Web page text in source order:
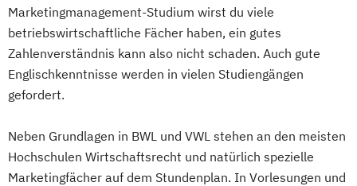
Marketingmanagement-Studium wirst du viele
betriebswirtschaftliche Fächer haben, ein gutes
Zahlenverständnis kann also nicht schaden. Auch gute
Englischkenntnisse werden in vielen Studiengängen
gefordert.
Neben Grundlagen in BWL und VWL stehen an den meisten
Hochschulen Wirtschaftsrecht und natürlich spezielle
Marketingfächer auf dem Stundenplan. In Vorlesungen und